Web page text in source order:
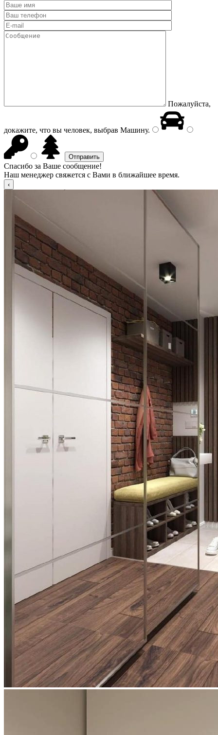
Пожалуйста,
докажите, что вы человек, выбрав Машину.
Спасибо за Ваше сообщение!
Наш менеджер свяжется с Вами в ближайшее время.